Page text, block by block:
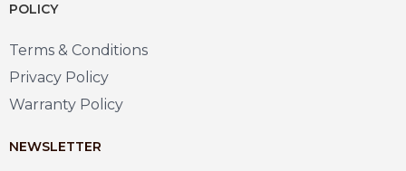
POLICY
Terms & Conditions
Privacy Policy
Warranty Policy
NEWSLETTER